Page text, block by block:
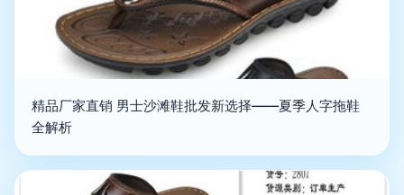
精品厂家直销 男士沙滩鞋批发新选择——夏季人字拖鞋
全解析